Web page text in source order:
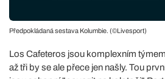
Předpokládaná sestava Kolumbie. (©Livesport)
Los Cafeteros jsou komplexním
až tři by se ale přece jen našly. Tou